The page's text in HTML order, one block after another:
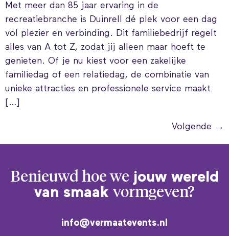
Met meer dan 85 jaar ervaring in de
recreatiebranche is Duinrell dé plek voor een dag
vol plezier en verbinding. Dit familiebedrijf regelt
alles van A tot Z, zodat jij alleen maar hoeft te
genieten. Of je nu kiest voor een zakelijke
familiedag of een relatiedag, de combinatie van
unieke attracties en professionele service maakt
[…]
Volgende →
Benieuwd hoe we jouw wereld
van smaakvormgeven?
info@vermaatevents.nl